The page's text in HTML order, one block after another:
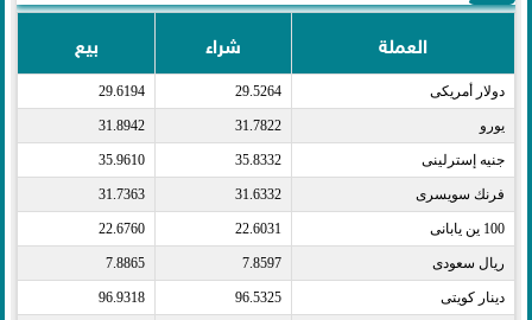
العملة شراء بيع
دولار أمريكى​ 29.5264
29.6194
يورو​ 31.7822
31.8942
جنيه إسترلينى​ 35.8332
35.9610
فرنك سويسرى​ 31.6332
31.7363
100 ين يابانى​ 22.6031
22.6760
ريال سعودى​ 7.8597
7.8865
دينار كويتى​ 96.5325
96.9318